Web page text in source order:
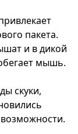
пакета.
и в дикой
мышь.
скуки,